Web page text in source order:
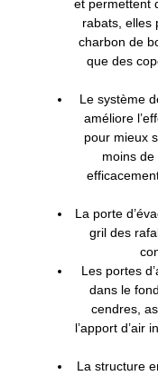
et permettent
rabats, elles
charbon de
que des
Le système
améliore
pour mieux
moins
La porte
gril des
Les portes
dans le
cendres,
l’apport d’air
La structure